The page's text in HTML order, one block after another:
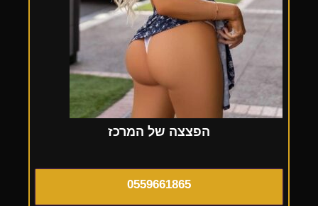
הפצצה של המרכז
0559661865